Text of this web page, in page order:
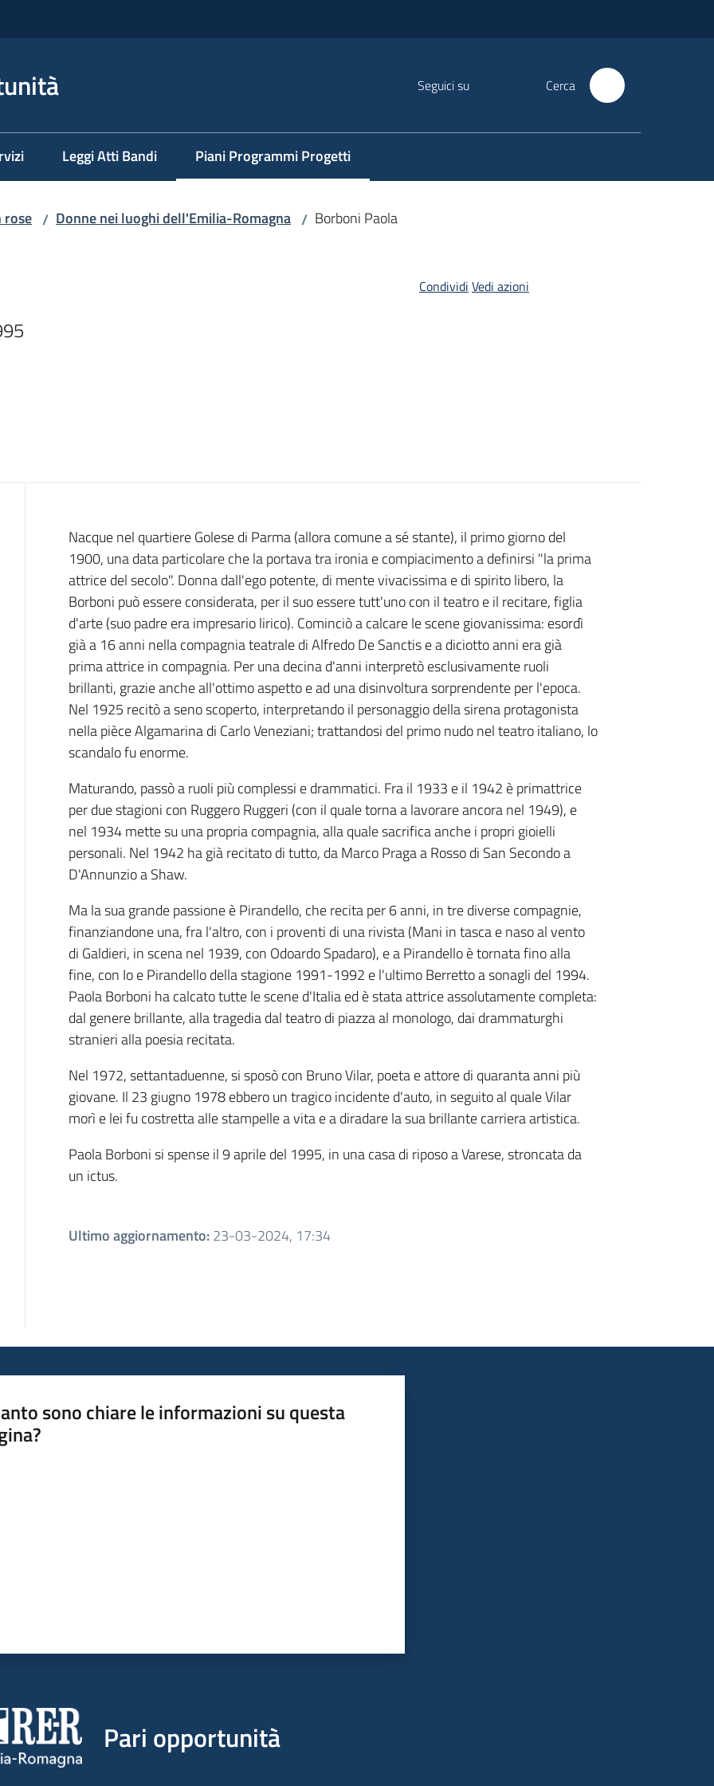
Seguici su Cerca
Leggi Atti Bandi Piani Programmi Progetti
Menu selezionato
rose / Donne nei luoghi dell'Emilia-Romagna / Borboni Paola
Condividi Vedi azioni
Introduzione
Nacque nel quartiere Golese di Parma (allora comune a sé stante), il primo giorno del
1900, una data particolare che la portava tra ironia e compiacimento a definirsi "la prima
attrice del secolo". Donna dall'ego potente, di mente vivacissima e di spirito libero, la
Borboni può essere considerata, per il suo essere tutt'uno con il teatro e il recitare, figlia
d'arte (suo padre era impresario lirico). Cominciò a calcare le scene giovanissima: esordì
già a 16 anni nella compagnia teatrale di Alfredo De Sanctis e a diciotto anni era già
prima attrice in compagnia. Per una decina d'anni interpretò esclusivamente ruoli
brillanti, grazie anche all'ottimo aspetto e ad una disinvoltura sorprendente per l'epoca.
Nel 1925 recitò a seno scoperto, interpretando il personaggio della sirena protagonista
nella pièce Algamarina di Carlo Veneziani; trattandosi del primo nudo nel teatro italiano, lo
scandalo fu enorme.
Maturando, passò a ruoli più complessi e drammatici. Fra il 1933 e il 1942 è primattrice
per due stagioni con Ruggero Ruggeri (con il quale torna a lavorare ancora nel 1949), e
nel 1934 mette su una propria compagnia, alla quale sacrifica anche i propri gioielli
personali. Nel 1942 ha già recitato di tutto, da Marco Praga a Rosso di San Secondo a
D'Annunzio a Shaw.
Ma la sua grande passione è Pirandello, che recita per 6 anni, in tre diverse compagnie,
finanziandone una, fra l'altro, con i proventi di una rivista (Mani in tasca e naso al vento
di Galdieri, in scena nel 1939, con Odoardo Spadaro), e a Pirandello è tornata fino alla
fine, con Io e Pirandello della stagione 1991-1992 e l'ultimo Berretto a sonagli del 1994.
Paola Borboni ha calcato tutte le scene d'Italia ed è stata attrice assolutamente completa:
dal genere brillante, alla tragedia dal teatro di piazza al monologo, dai drammaturghi
stranieri alla poesia recitata.
Nel 1972, settantaduenne, si sposò con Bruno Vilar, poeta e attore di quaranta anni più
giovane. Il 23 giugno 1978 ebbero un tragico incidente d'auto, in seguito al quale Vilar
morì e lei fu costretta alle stampelle a vita e a diradare la sua brillante carriera artistica.
Paola Borboni si spense il 9 aprile del 1995, in una casa di riposo a Varese, stroncata da
un ictus.
Ultimo aggiornamento:23-03-2024, 17:34
sono chiare le informazioni su questa
Pari opportunità